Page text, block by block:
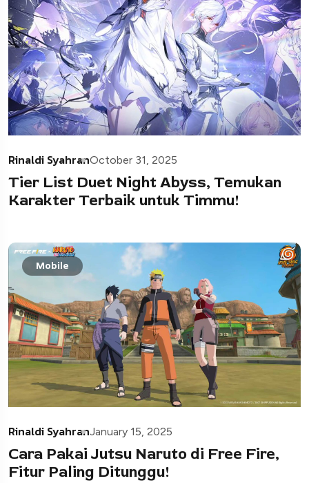
Rinaldi SyahranOctober 31, 2025
Tier List Duet Night Abyss, Temukan
Karakter Terbaik untuk Timmu!
Mobile
Rinaldi SyahranJanuary 15, 2025
Cara Pakai Jutsu Naruto di Free Fire,
Fitur Paling Ditunggu!